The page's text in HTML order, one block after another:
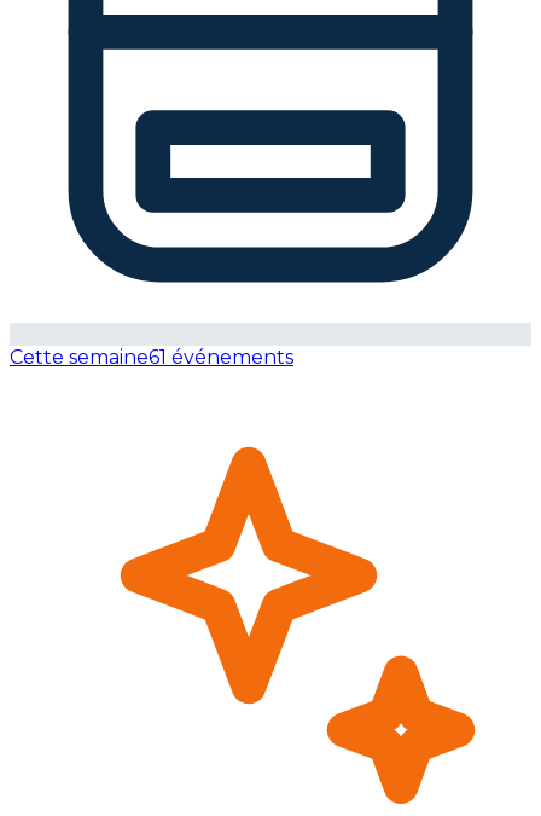
Cette semaine61 événements